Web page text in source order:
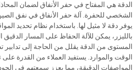
الدقة هي المفتاح في حفر الأنفاق لضمان
الشخصي للحفرة. آلة حفر الأنفاق في نفق
بالليزر، يمكن للآلة الحفاظ على المسار الدقيق
المستوى من الدقة يقلل من الحاجة إلى تدابير
الوقت والموارد. يستفيد العملاء من القدرة على
المواصفات الدقيقة، مما يعزز سمعتهم في